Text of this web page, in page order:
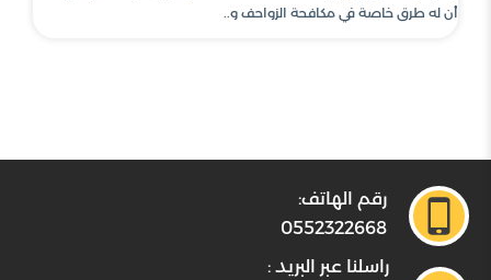
أن له طرق خاصة في مكافحة الزواحف و..
رقم الهاتف:
0552322668
راسلنا عبر البريد :